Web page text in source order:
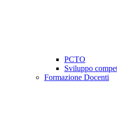
PCTO
Sviluppo
Formazione Docenti